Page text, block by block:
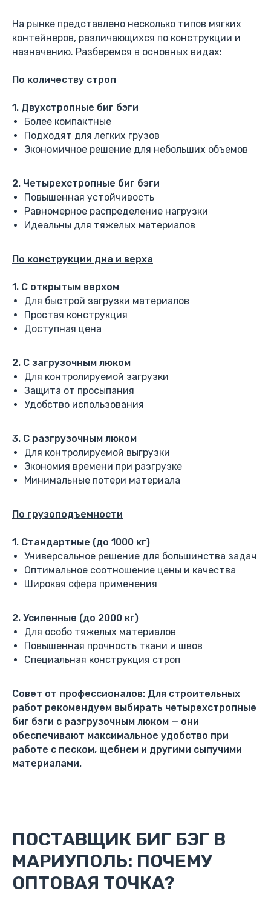
На рынке представлено несколько типов мягких
контейнеров, различающихся по конструкции и
назначению. Разберемся в основных видах:
По количеству строп
1. Двухстропные биг бэги
Более компактные
Подходят для легких грузов
Экономичное решение для небольших объемов
2. Четырехстропные биг бэги
Повышенная устойчивость
Равномерное распределение нагрузки
Идеальны для тяжелых материалов
По конструкции дна и верха
1. С открытым верхом
Для быстрой загрузки материалов
Простая конструкция
Доступная цена
2. С загрузочным люком
Для контролируемой загрузки
Защита от просыпания
Удобство использования
3. С разгрузочным люком
Для контролируемой выгрузки
Экономия времени при разгрузке
Минимальные потери материала
По грузоподъемности
1. Стандартные (до 1000 кг)
Универсальное решение для большинства задач
Оптимальное соотношение цены и качества
Широкая сфера применения
2. Усиленные (до 2000 кг)
Для особо тяжелых материалов
Повышенная прочность ткани и швов
Специальная конструкция строп
Совет от профессионалов: Для строительных
работ рекомендуем выбирать четырехстропные
биг бэги с разгрузочным люком — они
обеспечивают максимальное удобство при
работе с песком, щебнем и другими сыпучими
материалами.
ПОСТАВЩИК БИГ БЭГ В
МАРИУПОЛЬ: ПОЧЕМУ
ОПТОВАЯ ТОЧКА?